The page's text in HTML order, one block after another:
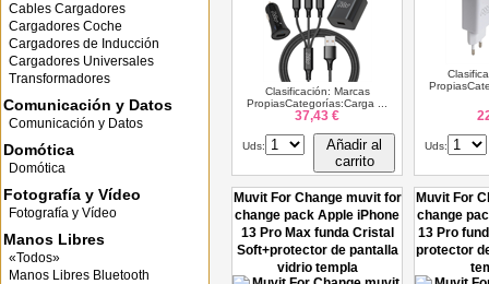
Cables Cargadores
Cargadores Coche
Cargadores de Inducción
Cargadores Universales
Transformadores
Comunicación y Datos
Comunicación y Datos
Domótica
Domótica
Fotografía y Vídeo
Fotografía y Vídeo
Manos Libres
«Todos»
Manos Libres Bluetooth
Clasificación: Marcas
PropiasCategorías:Carga ...
37,43 €
Uds:
Añadir al
carrito
Uds:
Muvit For Change muvit for
change pack Apple iPhone
13 Pro Max funda Cristal
Soft+protector de pantalla
vidrio templa
Muvit For
change
13 Pro
protector